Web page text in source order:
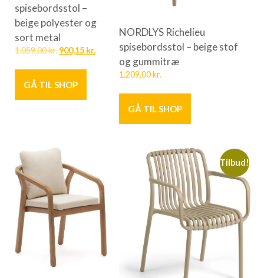
spisebordsstol –
beige polyester og
sort metal
1.059,00kr. 900,15 kr.
GÅ TIL SHOP
NORDLYS Richelieu
spisebordsstol – beige stof
og gummitræ
1.209,00kr.
GÅ TIL SHOP
Tilbud!